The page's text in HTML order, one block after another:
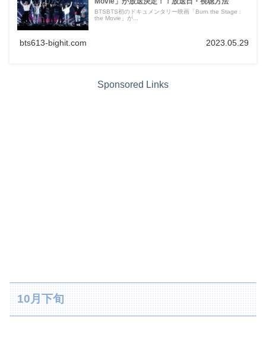
BTSBTS初のドキュメンタリー映画「Burn the Stage :
the Movie」が...
bts613-bighit.com 2023.05.29
Sponsored Links
10月下旬